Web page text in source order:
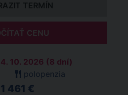
TERMÍN
CENU
10. 2026 (8 dní)
polopenzia
1 461 €